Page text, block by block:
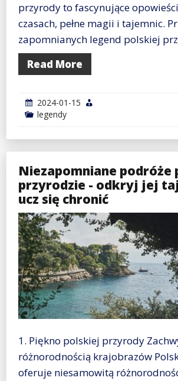
przyrody to fascynujące
czasach, pełne magii i tajemnic.
zapomnianych legend polskiej
Read More
2024-01-15
legendy
Niezapomniane podróże
przyrodzie - odkryj jej
ucz się chronić
1. Piękno polskiej przyrody
różnorodnością krajobrazów
oferuje niesamowitą